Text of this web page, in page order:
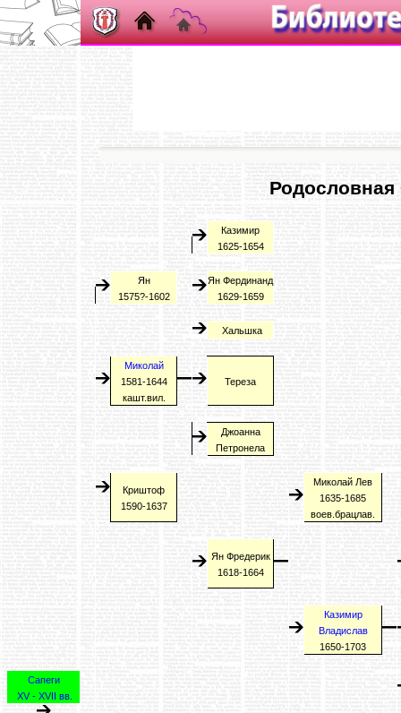
Родословная
Казимир
1625-1654
Ян
1575?-1602
Ян Фердинанд
1629-1659
Хальшка
Миколай
1581-1644
кашт.вил.
Тереза
Джоанна
Петронела
Криштоф
1590-1637
Миколай Лев
1635-1685
воев.брацлав.
Ян Фредерик
1618-1664
Казимир
Владислав
1650-1703
Сапеги
XV - XVII вв.